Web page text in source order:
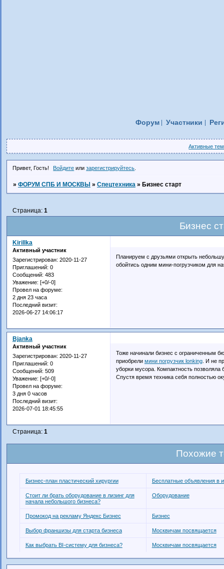
Форум Участники
Активные
Привет, Гость! Войдите илизарегистрируйтесь
» ФОРУМ СПБ И МОСКВЫ » Спецтехника » Бизнес старт
Бизнес
Страница: 1
Kirillka
Активный участник
Зарегистрирован: 2020-11-27
Приглашений: 0
Сообщений: 483
Уважение: [+0/-0]
Провел на форуме:
2 дня 23 часа
Последний визит:
2026-06-27 14:06:17
Планируем с друзьями открыть
обойтись одним мини-погрузчиком для
Bjanka
Активный участник
Зарегистрирован: 2020-11-27
Приглашений: 0
Сообщений: 509
Уважение: [+0/-0]
Провел на форуме:
3 дня 0 часов
Последний визит:
2026-07-01 18:45:55
Тоже начинали бизнес с ограниченным
приобрели мини погрузчик lonking. И не
уборки мусора. Компактность позволяла
Спустя время техника себя полностью
Страница: 1
Похожие
Бизнес-план пластический хирургии Бесплатные объявления в
Стоит ли брать оборудование в лизинг для
начала небольшого бизнеса?
Оборудование
Промокод на рекламу Яндекс Бизнес Бизнес
Выбор франшизы для старта бизнеса Москвичам посвящается
Как выбрать BI-систему для бизнеса? Москвичам посвящается